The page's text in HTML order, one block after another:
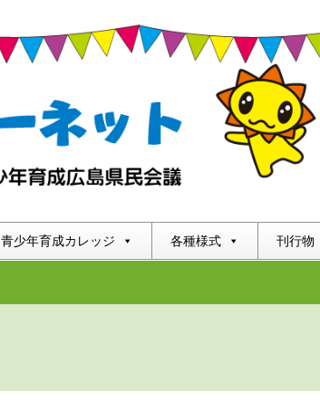
青少年育成カレッジ 各種様式 刊行物